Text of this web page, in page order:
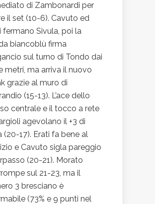
di Zambonardi per
il set (10-6). Cavuto ed
fermano Sivula, poi la
biancoblù firma
sul turno di Tondo dai
metri, ma arriva il nuovo
grazie al muro di
(15-13). L’ace dello
centrale e il tocco a rete
agevolano il +3 di
(20-17). Erati fa bene al
e Cavuto sigla pareggio
(20-21). Morato
sul 21-23, ma il
3 bresciano è
(73% e 9 punti nel